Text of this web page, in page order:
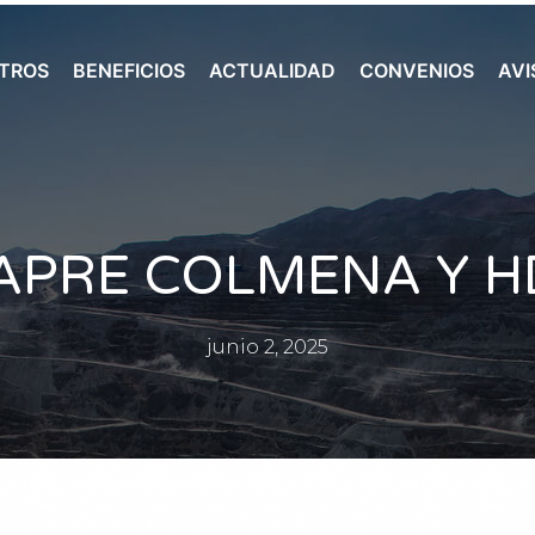
BENEFICIOS ACTUALIDAD CONVENIOS
COLMENA Y
junio 2, 2025